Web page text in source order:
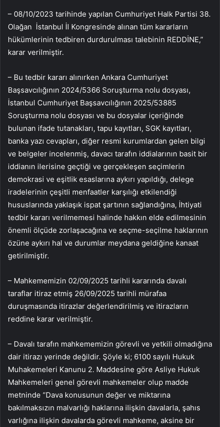
– 08/10/2023 tarihinde yapılan Cumhuriyet Halk Partisi 38.
Olağan İstanbul İl Kongresinde alınan tüm kararların
hükümlerinin tedbiren durdurulması talebinin REDDİNE,”
karar verilmiştir.
– Bu tedbir kararı alınırken Ankara Cumhuriyet
Başsavcılığının 2024/5366 Soruşturma nolu dosyası,
İstanbul Cumhuriyet Başsavcılığının 2025/53885
Soruşturma nolu dosyası ve bu dosyalar içeriğinde
bulunan ifade tutanakları, tapu kayıtları, SGK kayıtları,
banka yazı cevapları, diğer resmi kurumlardan gelen bilgi
ve belgeler incelenmiş, davacı tarafın iddialarının basit bir
iddianın ilerisine geçtiği ve gerçekleşen seçimlerin
demokrasi ve eşitlik esaslarına aykırı yapıldığı, delege
iradelerinin çeşitli menfaatler karşılığı etkilendiği
hususlarında yaklaşık ispat şartının sağlandığına, İhtiyati
tedbir kararı verilmemesi halinde hakkın elde edilmesinin
önemli ölçüde zorlaşacağına ve seçme-seçilme haklarının
özüne aykırı hal ve durumlar meydana geldiğine kanaat
getirilmiştir.
– Mahkememizin 02/09/2025 tarihli kararında davalı
taraflar itiraz etmiş 26/09/2025 tarihli mürafaa
duruşmasında itirazlar değerlendirilmiş ve itirazların
reddine karar verilmiştir.
– Davalı tarafın mahkememizin görevli ve yetkili olmadığına
dair itirazı yerinde değildir. Şöyle ki; 6100 sayılı Hukuk
Muhakemeleri Kanunu 2. Maddesine göre Asliye Hukuk
Mahkemeleri genel görevli mahkemeler olup madde
metninde “Dava konusunun değer ve miktarına
bakılmaksızın malvarlığı haklarına ilişkin davalarla, şahıs
varlığına ilişkin davalarda görevli mahkeme, aksine bir